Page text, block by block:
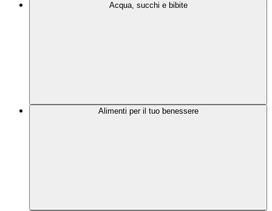
Acqua, succhi e bibite
Alimenti per il tuo benessere